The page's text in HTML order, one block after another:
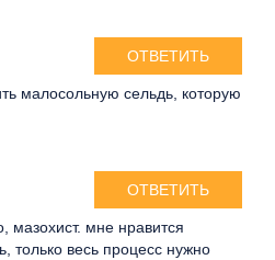
малосольную сельдь, которую
ОТВЕТИТЬ
мазохист. мне нравится
только весь процесс нужно
ОТВЕТИТЬ